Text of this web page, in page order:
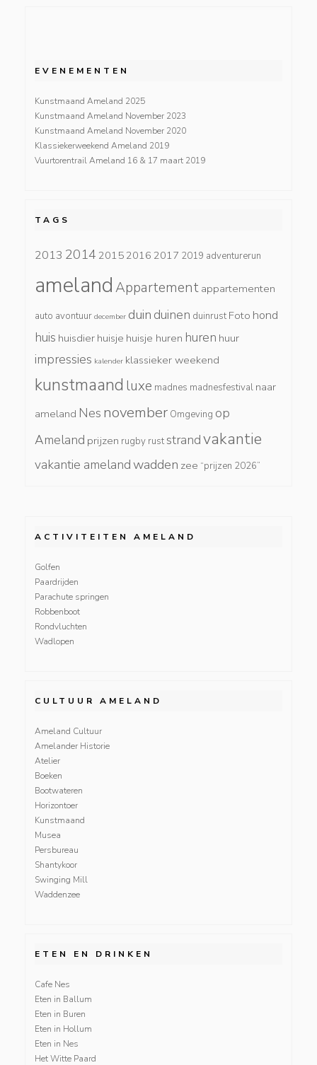
EVENEMENTEN
Kunstmaand Ameland 2025
Kunstmaand Ameland November 2023
Kunstmaand Ameland November 2020
Klassiekerweekend Ameland 2019
Vuurtorentrail Ameland 16 & 17 maart 2019
TAGS
2013 2014 2015 2016 2017 2019 adventurerun
amelandAppartement appartementen
auto avontuur december duin duinen duinrust Foto hond
huis huisdier huisje huisje huren huren huur
impressies kalender klassieker weekend
kunstmaand luxe madnes madnesfestival naar
ameland Nes november Omgeving op
Ameland prijzen rugby ruststrandvakantie
vakantie amelandwadden zee “prijzen 2026”
ACTIVITEITEN AMELAND
Golfen
Paardrijden
Parachute springen
Robbenboot
Rondvluchten
Wadlopen
CULTUUR AMELAND
Ameland Cultuur
Amelander Historie
Atelier
Boeken
Bootwateren
Horizontoer
Kunstmaand
Musea
Persbureau
Shantykoor
Swinging Mill
Waddenzee
ETEN EN DRINKEN
Cafe Nes
Eten in Ballum
Eten in Buren
Eten in Hollum
Eten in Nes
Het Witte Paard